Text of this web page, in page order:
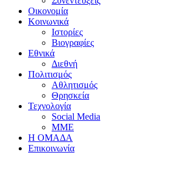
Οικονομία
Κοινωνικά
Ιστορίες
Βιογραφίες
Εθνικά
Διεθνή
Πολιτισμός
Αθλητισμός
Θρησκεία
Τεχνολογία
Social Media
ΜΜΕ
Η ΟΜΑΔΑ
Επικοινωνία